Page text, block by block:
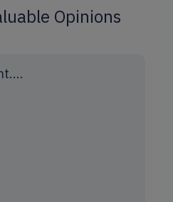
Opinions